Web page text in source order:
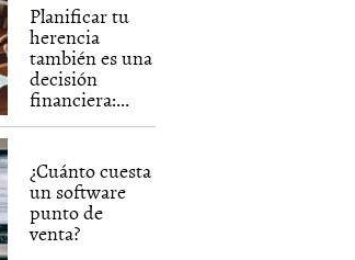
Planificar tu
herencia
también es una
decisión
financiera:...
¿Cuánto cuesta
un software
punto de
venta?